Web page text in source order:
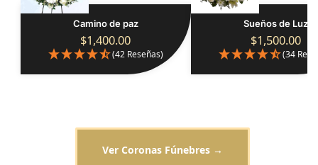
Camino de paz
$1,400.00
(42 Reseñas)
Sueños de Luz
$1,500.00
(34
Ver Coronas Fúnebres →